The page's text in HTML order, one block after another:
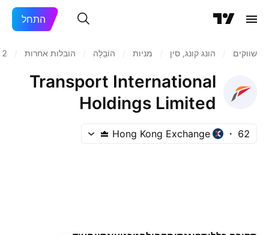
התחל
שווקים הונג קונג, סין מניות‏ הוֹבָלָה הובלות אחרות
Transport International
Holdings Limited
62
Hong Kong Exchange